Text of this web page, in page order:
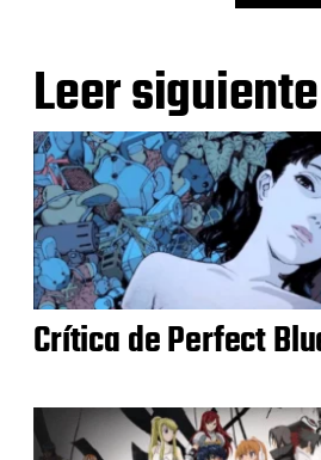
Leer siguiente
Crítica de Perfect